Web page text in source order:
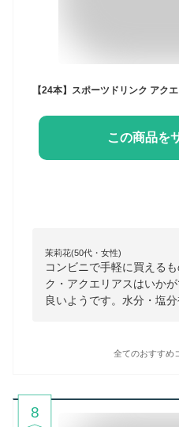
この商品を
茉莉花(50代・女性)
コンビニで手軽に買える
ク・アクエリアスはいか
良いようです。水分・塩分
全てのおすすめ
8